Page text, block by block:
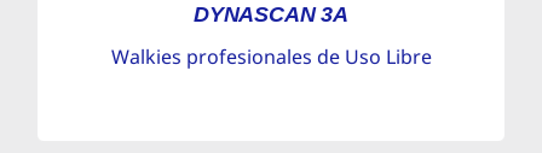
DYNASCAN 3A
Walkies profesionales de Uso Libre